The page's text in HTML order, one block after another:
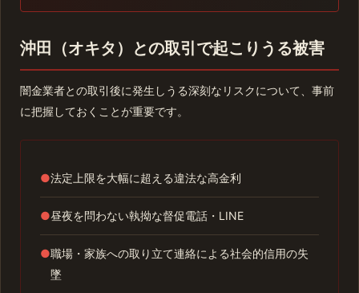
沖田（オキタ）との取引で起こりうる被害
闇金業者との取引後に発生しうる深刻なリスクについて、事前
に把握しておくことが重要です。
●法定上限を大幅に超える違法な高金利
●昼夜を問わない執拗な督促電話・LINE
●職場・家族への取り立て連絡による社会的信用の失
墜